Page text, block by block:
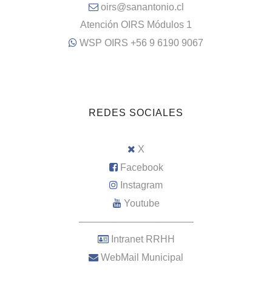
oirs@sanantonio.cl
Atención OIRS Módulos 1
WSP OIRS +56 9 6190 9067
REDES SOCIALES
X
Facebook
Instagram
Youtube
–––––––––––––––––––––
Intranet RRHH
WebMail Municipal